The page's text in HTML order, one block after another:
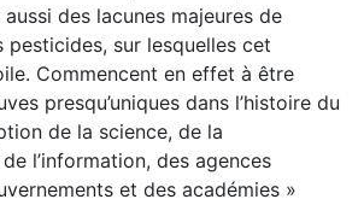
des lacunes majeures de
pesticides, sur lesquelles cet
Commencent en effet à être
presqu’uniques dans l’histoire du
de la science, de la
l’information, des agences
et des académies »